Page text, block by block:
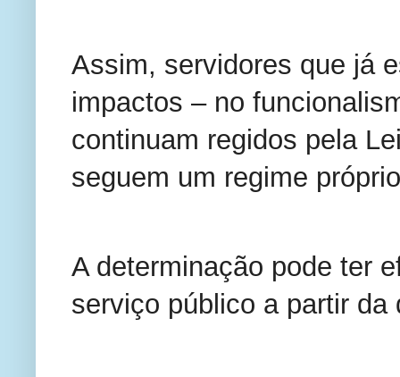
Assim, servidores que já
impactos – no
continuam regidos pela
seguem um regime
A determinação pode ter
serviço público a partir da